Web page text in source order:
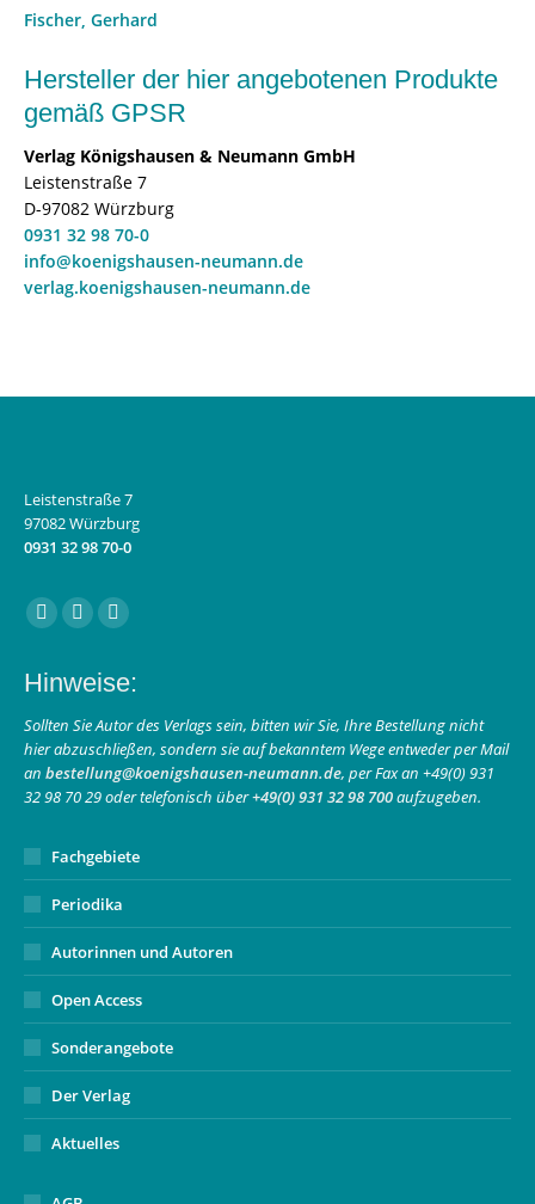
Fischer, Gerhard
Hersteller der hier angebotenen Produkte
gemäß GPSR
Verlag Königshausen & Neumann GmbH
Leistenstraße 7
D-97082 Würzburg
0931 32 98 70-0
info@koenigshausen-neumann.de
verlag.koenigshausen-neumann.de
Leistenstraße 7
97082 Würzburg
0931 32 98 70-0
Finden Sie uns auf:
Facebook
opens
in
new
window
Instagram
opens
in
new
window
E-
page
opens
in
new
window
Hinweise:
Sollten Sie Autor des Verlags sein, bitten wir Sie, Ihre Bestellung nicht
hier abzuschließen, sondern sie auf bekanntem Wege entweder per Mail
an bestellung@koenigshausen-neumann.de, per Fax an +49(0) 931
32 98 70 29 oder telefonisch über+49(0) 931 32 98 700aufzugeben.
Fachgebiete
Periodika
Autorinnen und Autoren
Open Access
Sonderangebote
Der Verlag
Aktuelles